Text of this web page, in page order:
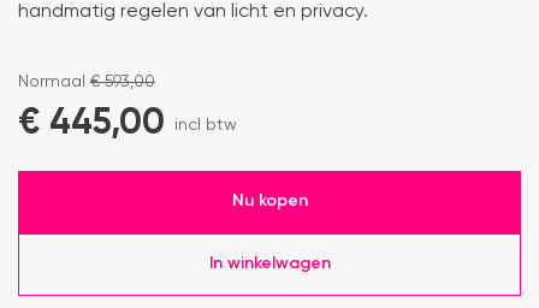
handmatig regelen van licht en privacy.
Normaal €593,00
€ 445,00 incl btw
Nu kopen
In winkelwagen